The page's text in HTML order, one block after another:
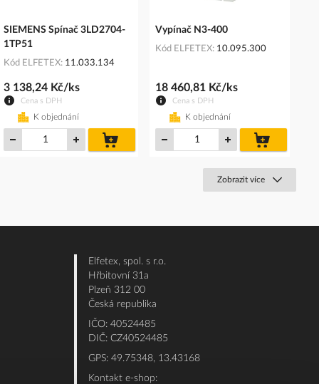
SIEMENS Spínač 3LD2704-
1TP51
Kód ELFETEX 11.033.134
Cena s DPH
3 138,24 Kč/ks
K objednání
košíku
Vypínač N3-400
Kód ELFETEX 10.095.300
Cena s DPH
18 460,81 Kč/ks
K objednání
košíku
Zobrazit více
Elfetex, spol. s r.o.
Hřbitovní 31a
Plzeň 312 00
Česká republika
IČO: 40524485
DIČ: CZ40524485
GPS: 49.75348, 13.43168
Kontakt e-shop: